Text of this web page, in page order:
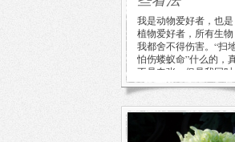
我是动物爱好者，也是
植物爱好者，所有生物
我都舍不得伤害。“扫
怕伤蝼蚁命”什么的，
不是夸张。但是我同时
又是个 […]
北京植物园